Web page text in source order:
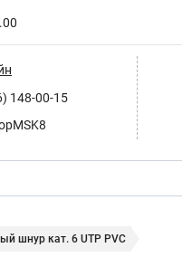
148-00-15
шнур кат. 6 UTP PVC